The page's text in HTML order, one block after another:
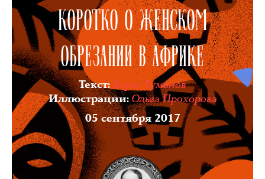
КОРОТКО О ЖЕНСКОМ
ОБРЕЗАНИИ В АФРИКЕ
Текст:Борис Туманов
Иллюстрации: Ольга Прохорова
05 сентября 2017